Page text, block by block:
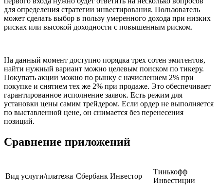
для определения стратегии инвестирования. Пользователь
может сделать выбор в пользу умеренного дохода при низких
рисках или высокой доходности с повышенным риском.
На данный момент доступно порядка трех сотен эмитентов,
найти нужный вариант можно целевым поиском по тикеру.
Покупать акции можно по рынку с начислением 2% при
покупке и снятием тех же 2% при продаже. Это обеспечивает
гарантированное исполнение заявок. Есть режим для
установки цены самим трейдером. Если ордер не выполняется
по выставленной цене, он снимается без перенесения
позиций.
Сравнение приложений
Вид услуги/платежа Сбербанк Инвестор
Тинькофф
Инвестиции